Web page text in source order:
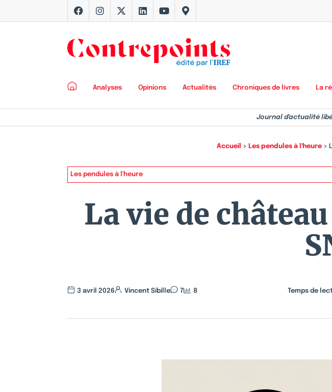
Analyses Opinions Actualités Chroniques de livres La
Journal d'actualité
Accueil > Les pendules à l'heure >
Les pendules à l'heure
La vie de
3 avril 2026 Vincent Sibille 7 8 Temps de